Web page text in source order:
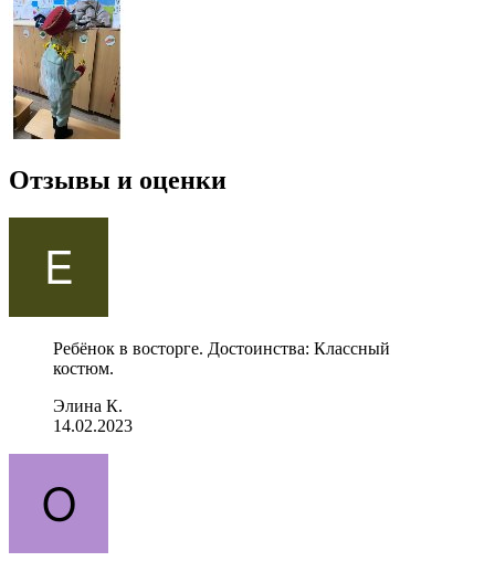
Отзывы и оценки
Ребёнок в восторге. Достоинства: Классный
костюм.
Элина К.
14.02.2023